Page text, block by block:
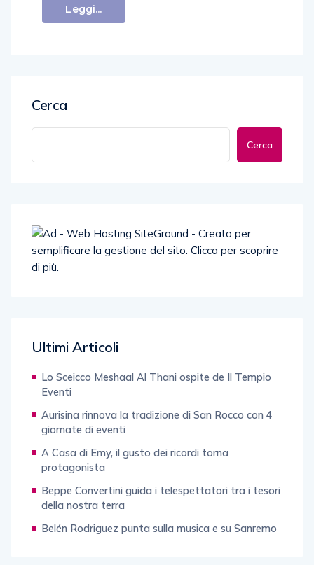
Leggi...
Cerca
Cerca
Ultimi Articoli
Lo Sceicco Meshaal Al Thani ospite de Il Tempio
Eventi
Aurisina rinnova la tradizione di San Rocco con 4
giornate di eventi
A Casa di Emy, il gusto dei ricordi torna
protagonista
Beppe Convertini guida i telespettatori tra i tesori
della nostra terra
Belén Rodriguez punta sulla musica e su Sanremo